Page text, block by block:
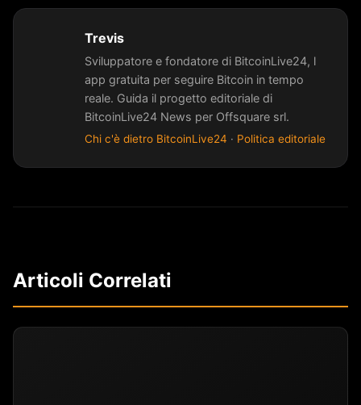
Trevis
Sviluppatore e fondatore di BitcoinLive24, l
app gratuita per seguire Bitcoin in tempo
reale. Guida il progetto editoriale di
BitcoinLive24 News per Offsquare srl.
Chi c'è dietro BitcoinLive24 · Politica editoriale
Articoli Correlati